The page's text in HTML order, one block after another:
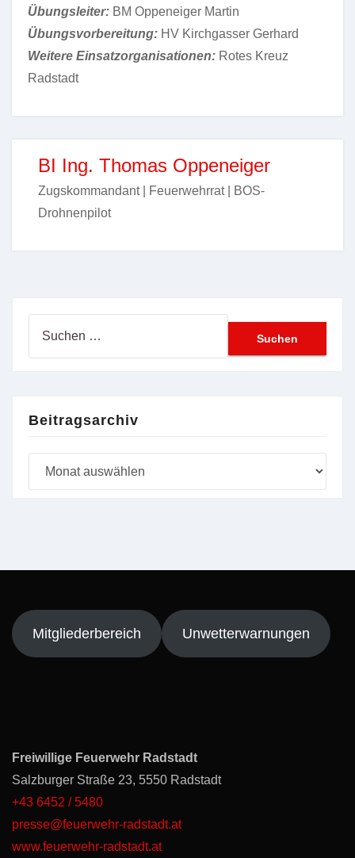
Übungsleiter: BM Oppeneiger Martin
Übungsvorbereitung: HV Kirchgasser Gerhard
Weitere Einsatzorganisationen: Rotes Kreuz
Radstadt
BI Ing. Thomas Oppeneiger
Zugskommandant | Feuerwehrrat | BOS-
Drohnenpilot
Beitragsarchiv
Mitgliederbereich Unwetterwarnungen
Freiwillige Feuerwehr Radstadt
Salzburger Straße 23, 5550 Radstadt
+43 6452 / 5480
presse@feuerwehr-radstadt.at
www.feuerwehr-radstadt.at